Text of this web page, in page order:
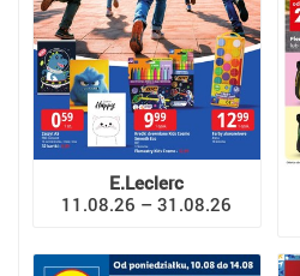
E.Leclerc
11.08.26 – 31.08.26